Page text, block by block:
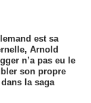
est sa
Arnold
n’a pas eu le
son propre
la saga